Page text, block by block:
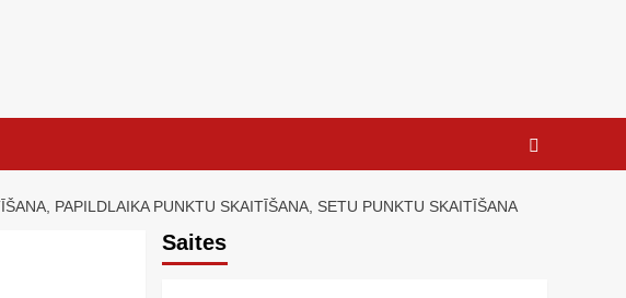
PAPILDLAIKA PUNKTU SKAITĪŠANA, SETU PUNKTU SKAITĪŠANA
Saites